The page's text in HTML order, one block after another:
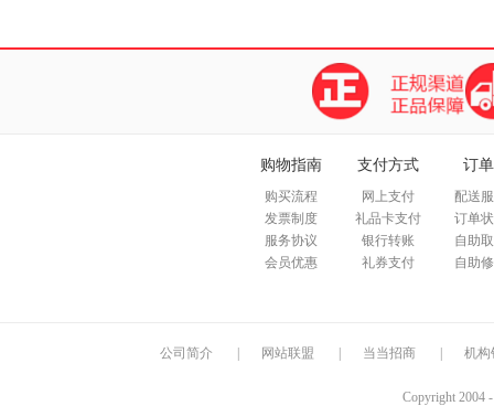
购物指南
购买流程
发票制度
服务协议
会员优惠
支付方式
网上支付
礼品卡支付
银行转账
礼券支付
订
配送
订单
自助
自助
公司简介 网站联盟 当当招商 机构
Copyright 2004